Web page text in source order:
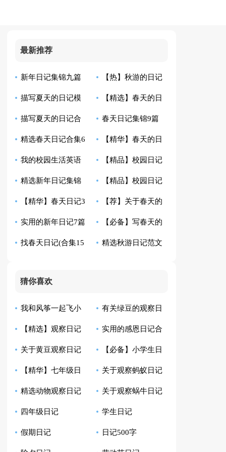
最新推荐
新年日记集锦九篇 【热】秋游的日记
描写夏天的日记模
板集合10篇
【精选】春天的日
记模板7篇
描写夏天的日记合
集五篇
春天日记集锦9篇
精选春天日记合集6
篇
【精华】春天的日
记三篇
我的校园生活英语
日记带翻译
【精品】校园日记
模板合集8篇
精选新年日记集锦
10篇
【精品】校园日记
汇总十篇
【精华】春天日记3
篇
【荐】关于春天的
日记
实用的新年日记7篇 【必备】写春天的
日记4篇
找春天日记(合集15 精选秋游日记范文
猜你喜欢
我和风筝一起飞小
学生日记
有关绿豆的观察日
记模板汇总10篇
【精选】观察日记
汇总9篇
实用的感恩日记合
集8篇
关于黄豆观察日记
合集八篇
【必备】小学生日
记范文汇总四篇
【精华】七年级日
记集锦10篇
关于观察蚂蚁日记
范文6篇
精选动物观察日记
四篇
关于观察蜗牛日记
范文七篇
四年级日记 学生日记
假期日记 日记500字